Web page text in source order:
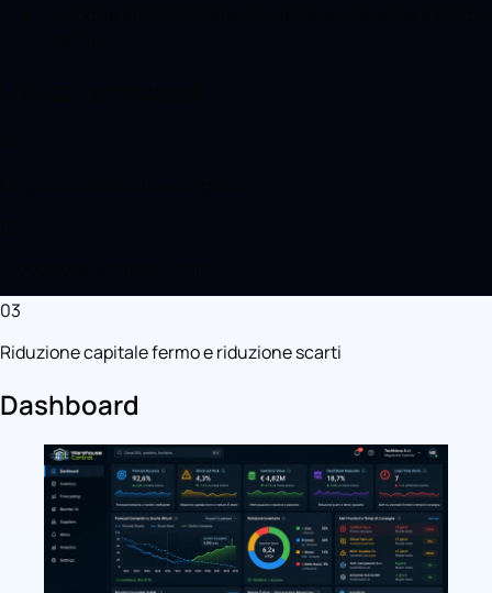
03
Riduzione capitale fermo e riduzione scarti
Dashboard